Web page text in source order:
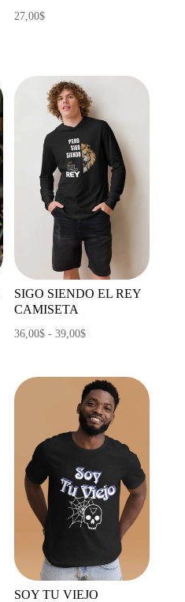
27,00$
SIGO SIENDO EL REY
CAMISETA
36,00$ - 39,00$Rango
desde
36,00$
hasta
SOY TU VIEJO